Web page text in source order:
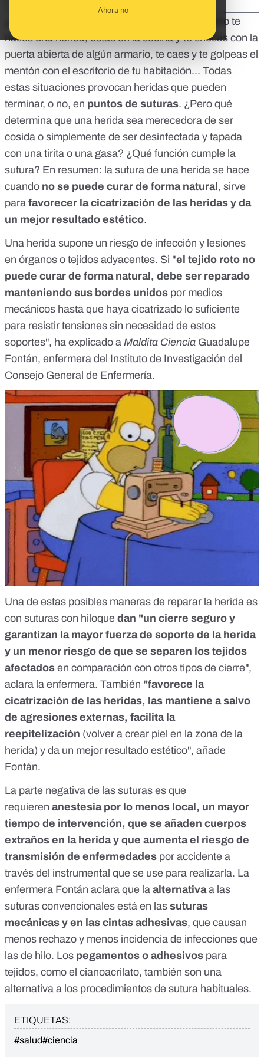
Ahora no
¿A quién no le ha pasado? Jugando de pequeño te
haces una herida, estás en la cocina y te chocas con la
puerta abierta de algún armario, te caes y te golpeas el
mentón con el escritorio de tu habitación... Todas
estas situaciones provocan heridas que pueden
terminar, o no, en puntos de suturas. ¿Pero qué
determina que una herida sea merecedora de ser
cosida o simplemente de ser desinfectada y tapada
con una tirita o una gasa? ¿Qué función cumple la
sutura? En resumen: la sutura de una herida se hace
cuando no se puede curar de forma natural , sirve
para favorecer la cicatrización de las heridas y da
un mejor resultado estético.
Una herida supone un riesgo de infección y lesiones
en órganos o tejidos adyacentes. Si "el tejido roto no
puede curar de forma natural, debe ser reparado
manteniendo sus bordes unidos por medios
mecánicos hasta que haya cicatrizado lo suficiente
para resistir tensiones sin necesidad de estos
soportes", ha explicado a Maldita Ciencia Guadalupe
Fontán, enfermera del Instituto de Investigación del
Consejo General de Enfermería.
Una de estas posibles maneras de reparar la herida es
con suturas con hiloque dan "un cierre seguro y
garantizan la mayor fuerza de soporte de la herida
y un menor riesgo de que se separen los tejidos
afectados en comparación con otros tipos de cierre",
aclara la enfermera. También "favorece la
cicatrización de las heridas, las mantiene a salvo
de agresiones externas, facilita la
reepitelización (volver a crear piel en la zona de la
herida) y da un mejor resultado estético", añade
Fontán.
La parte negativa de las suturas es que
requieren anestesia por lo menos local, un mayor
tiempo de intervención, que se añaden cuerpos
extraños en la herida y que aumenta el riesgo de
transmisión de enfermedades por accidente a
través del instrumental que se use para realizarla. La
enfermera Fontán aclara que la alternativaa las
suturas convencionales está en las suturas
mecánicas y en las cintas adhesivas, que causan
menos rechazo y menos incidencia de infecciones que
las de hilo. Los pegamentos o adhesivos para
tejidos, como el cianoacrilato, también son una
alternativa a los procedimientos de sutura habituales.
ETIQUETAS:
#salud#ciencia